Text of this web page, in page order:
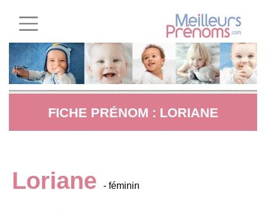
FICHE PRÉNOM : LORIANE
Loriane - féminin